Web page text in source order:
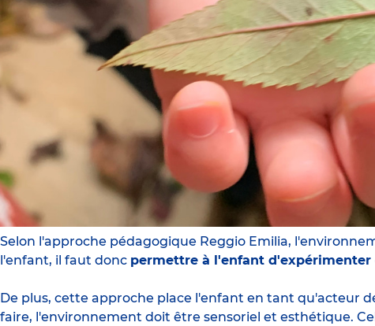
Selon l'approche pédagogique Reggio Emilia,
l'enfant, il faut donc permettre à l'enfant
De plus, cette approche place l'enfant en tant qu'acteur
faire, l'environnement doit être sensoriel et esthétique.